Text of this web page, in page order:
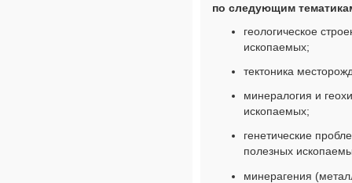
по следующим
геологическое
ископаемых;
тектоника
минералогия и
ископаемых;
генетические
полезных
минерагения